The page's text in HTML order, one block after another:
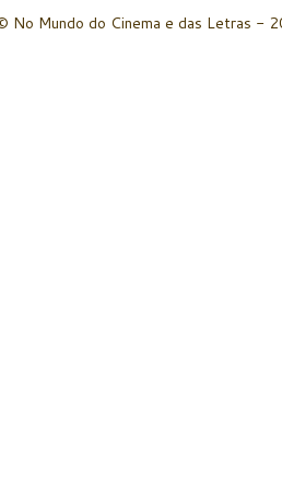
No Mundo do Cinema e das Letras -